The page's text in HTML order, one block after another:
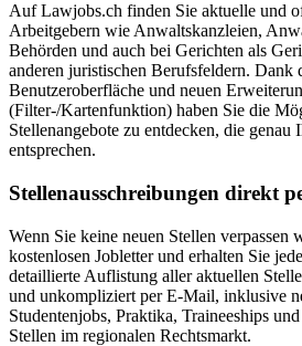
Auf Lawjobs.ch finden Sie aktuelle und
Arbeitgebern wie Anwaltskanzleien,
Behörden und auch bei Gerichten als
anderen juristischen Berufsfeldern. Dank
Benutzeroberfläche und neuen
(Filter-/Kartenfunktion) haben Sie die
Stellenangebote zu entdecken, die genau
entsprechen.
Stellenausschreibungen direkt
Wenn Sie keine neuen Stellen verpassen
kostenlosen Jobletter und erhalten Sie
detaillierte Auflistung aller aktuellen
und unkompliziert per E-Mail, inklusive
Studentenjobs, Praktika, Traineeships
Stellen im regionalen Rechtsmarkt.